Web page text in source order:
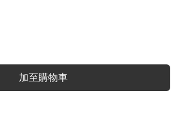
加至購物車